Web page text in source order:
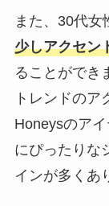
また、30代女
少しアクセン
ることができ
トレンドのア
Honeysのア
にぴったりな
インが多くあ